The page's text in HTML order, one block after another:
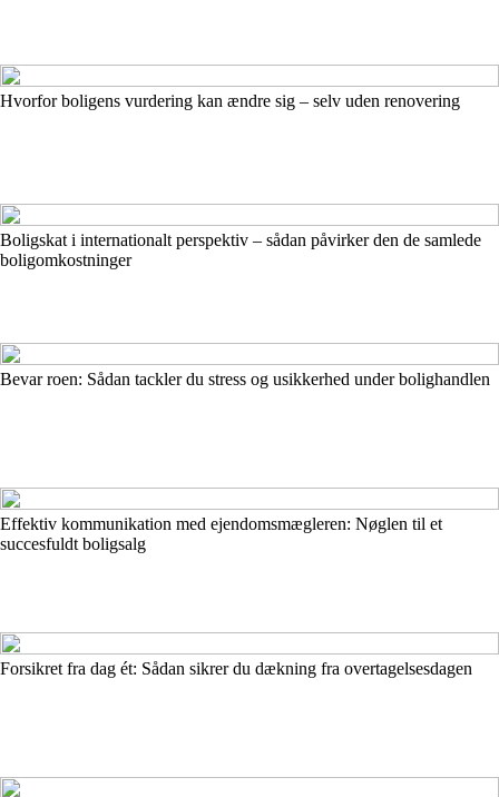
Hvorfor boligens vurdering kan ændre sig – selv uden renovering
Boligskat i internationalt perspektiv – sådan påvirker den de samlede
boligomkostninger
Bevar roen: Sådan tackler du stress og usikkerhed under bolighandlen
Effektiv kommunikation med ejendomsmægleren: Nøglen til et
succesfuldt boligsalg
Forsikret fra dag ét: Sådan sikrer du dækning fra overtagelsesdagen